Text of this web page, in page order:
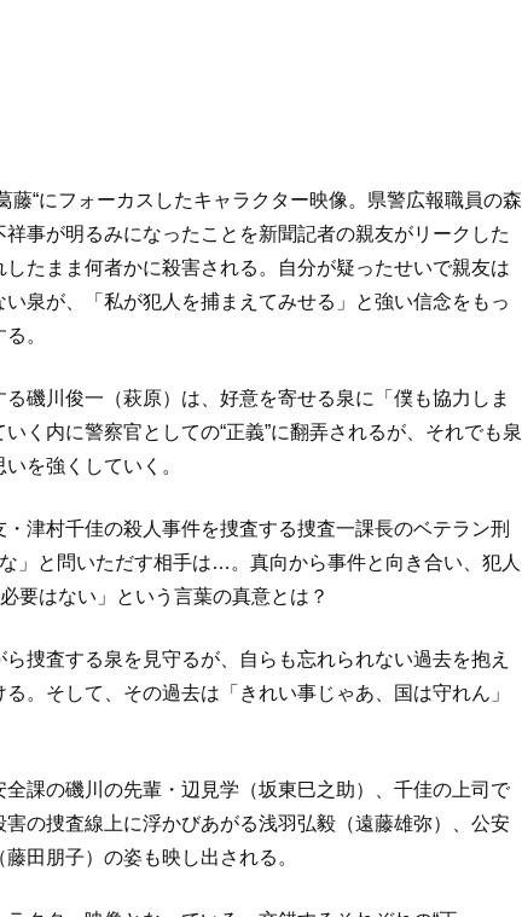
“にフォーカスしたキャラクター映像。県警広報職員の森
事が明るみになったことを新聞記者の親友がリークした
たまま何者かに殺害される。自分が疑ったせいで親友は
泉が、「私が犯人を捕まえてみせる」と強い信念をもっ
。
磯川俊一（萩原）は、好意を寄せる泉に「僕も協力しま
く内に警察官としての“正義”に翻弄されるが、それでも泉
を強くしていく。
津村千佳の殺人事件を捜査する捜査一課長のベテラン刑
」と問いただす相手は…。真向から事件と向き合い、犯人
要はない」という言葉の真意とは？
捜査する泉を見守るが、自らも忘れられない過去を抱え
。そして、その過去は「きれい事じゃあ、国は守れん」
課の磯川の先輩・辺⾒学（坂東⺒之助）、千佳の上司で
の捜査線上に浮かびあがる浅羽弘毅（遠藤雄弥）、公安
田朋子）の姿も映し出される。